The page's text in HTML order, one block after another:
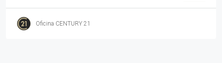
Oficina CENTURY 21